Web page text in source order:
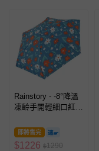
Rainstory - -8°降溫
凍齡手開輕細口紅
即將售完
$1226 $1290